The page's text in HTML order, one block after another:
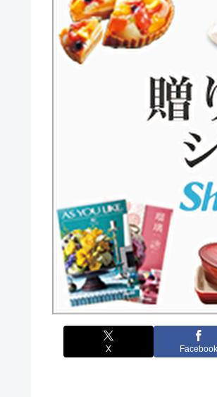
X Facebook